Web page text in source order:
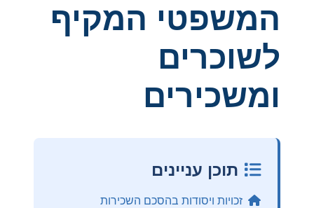
המשפטי המקיף
לשוכרים
ומשכירים
תוכן עניינים
זכויות ויסודות בהסכם השכירות